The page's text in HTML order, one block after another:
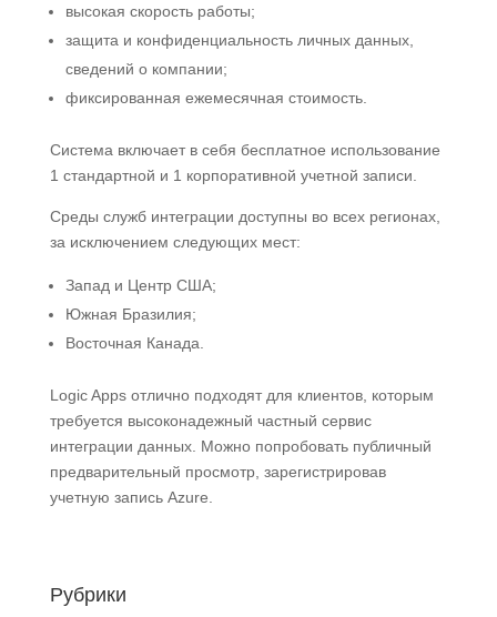
высокая скорость работы;
защита и конфиденциальность личных данных,
сведений о компании;
фиксированная ежемесячная стоимость.
Система включает в себя бесплатное использование
1 стандартной и 1 корпоративной учетной записи.
Среды служб интеграции доступны во всех регионах,
за исключением следующих мест:
Запад и Центр США;
Южная Бразилия;
Восточная Канада.
Logic Apps отлично подходят для клиентов, которым
требуется высоконадежный частный сервис
интеграции данных. Можно попробовать публичный
предварительный просмотр, зарегистрировав
учетную запись Azure.
Рубрики